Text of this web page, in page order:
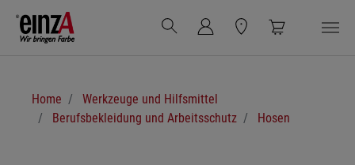
Zum Hauptinhalt springen
Home
Werkzeuge und Hilfsmittel
Berufsbekleidung und Arbeitsschutz
Hosen